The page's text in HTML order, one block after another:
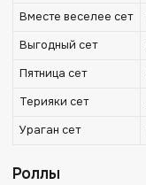
Вместе веселее сет
Выгодный сет
Пятница сет
Терияки сет
Ураган сет
Роллы